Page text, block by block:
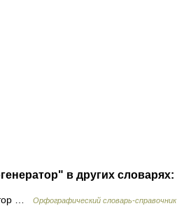
в других словарях:
… Орфографический словарь-справочник